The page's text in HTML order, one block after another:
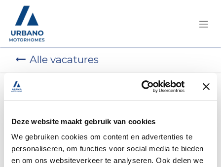
Deze website maakt gebruik van cookies
We gebruiken cookies om content en advertenties te
personaliseren, om functies voor social media te bieden
en om ons websiteverkeer te analyseren. Ook delen we
Alle vacatures
Soliciteer nu!
Sales
Advisor bij
Urbano Motorhomes
Namur